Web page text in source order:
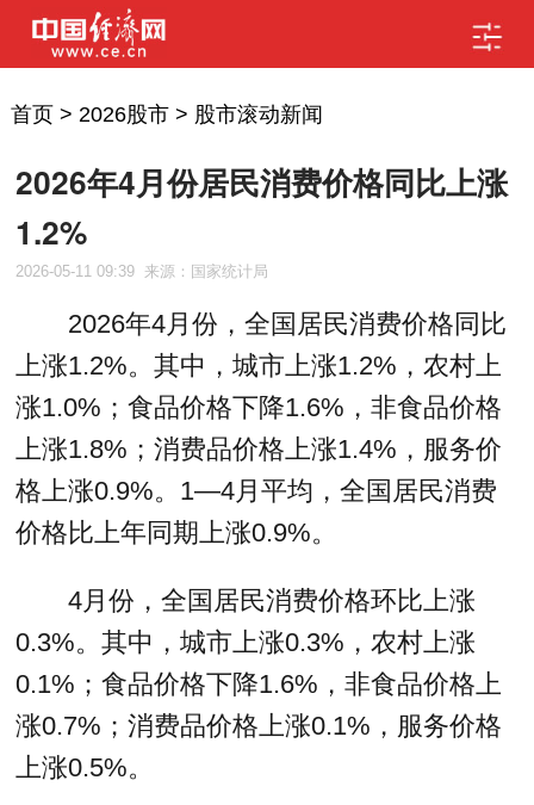
首页> 2026股市> 股市滚动新闻
2026年4月份居民消费价格同比上涨
1.2%
2026-05-11 09:39 来源：国家统计局
2026年4月份，全国居民消费价格同比
上涨1.2%。其中，城市上涨1.2%，农村上
涨1.0%；食品价格下降1.6%，非食品价格
上涨1.8%；消费品价格上涨1.4%，服务价
格上涨0.9%。1­­—4月平均，全国居民消费
价格比上年同期上涨0.9%。
4月份，全国居民消费价格环比上涨
0.3%。其中，城市上涨0.3%，农村上涨
0.1%；食品价格下降1.6%，非食品价格上
涨0.7%；消费品价格上涨0.1%，服务价格
上涨0.5%。